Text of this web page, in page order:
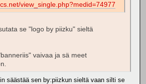
view_single.php?medid=74977
se "logo by piizku" sieltä
vaivaa ja sä meet
säästää sen by:piizkun sieltä vaan silti se